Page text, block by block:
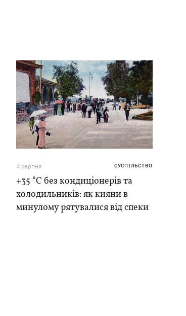
4 серпня СУСПІЛЬСТВО
+35 °C без кондиціонерів та
холодильників: як кияни в
минулому рятувалися від спеки